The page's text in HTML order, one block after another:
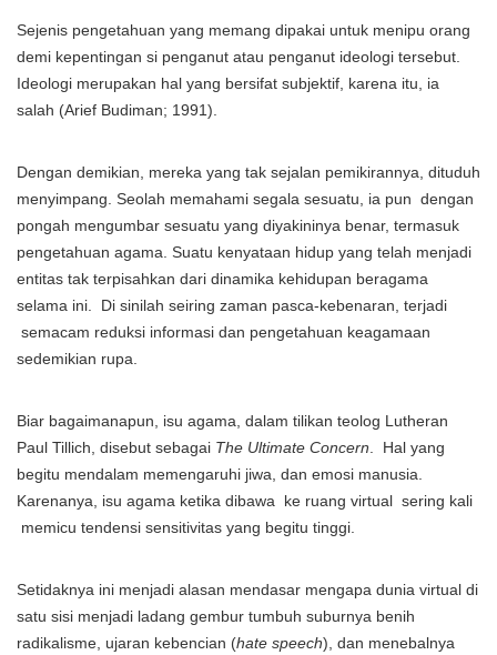
Sejenis pengetahuan yang memang dipakai untuk menipu orang
demi kepentingan si penganut atau penganut ideologi tersebut.
Ideologi merupakan hal yang bersifat subjektif, karena itu, ia
salah (Arief Budiman; 1991).
Dengan demikian, mereka yang tak sejalan pemikirannya, dituduh
menyimpang. Seolah memahami segala sesuatu, ia pun dengan
pongah mengumbar sesuatu yang diyakininya benar, termasuk
pengetahuan agama. Suatu kenyataan hidup yang telah menjadi
entitas tak terpisahkan dari dinamika kehidupan beragama
selama ini. Di sinilah seiring zaman pasca-kebenaran, terjadi
semacam reduksi informasi dan pengetahuan keagamaan
sedemikian rupa.
Biar bagaimanapun, isu agama, dalam tilikan teolog Lutheran
Paul Tillich, disebut sebagai The Ultimate Concern . Hal yang
begitu mendalam memengaruhi jiwa, dan emosi manusia.
Karenanya, isu agama ketika dibawa ke ruang virtual sering kali
memicu tendensi sensitivitas yang begitu tinggi.
Setidaknya ini menjadi alasan mendasar mengapa dunia virtual di
satu sisi menjadi ladang gembur tumbuh suburnya benih
radikalisme, ujaran kebencian (hate speech), dan menebalnya